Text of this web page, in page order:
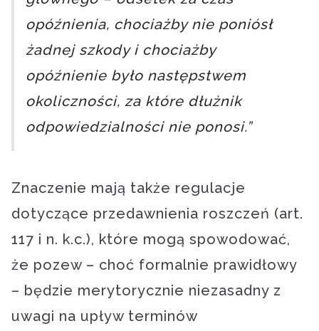
opóźnienia, chociażby nie poniósł
żadnej szkody i chociażby
opóźnienie było następstwem
okoliczności, za które dłużnik
odpowiedzialności nie ponosi.”
Znaczenie mają także regulacje
dotyczące przedawnienia roszczeń (art.
117 i n. k.c.), które mogą spowodować,
że pozew – choć formalnie prawidłowy
– będzie merytorycznie niezasadny z
uwagi na upływ terminów